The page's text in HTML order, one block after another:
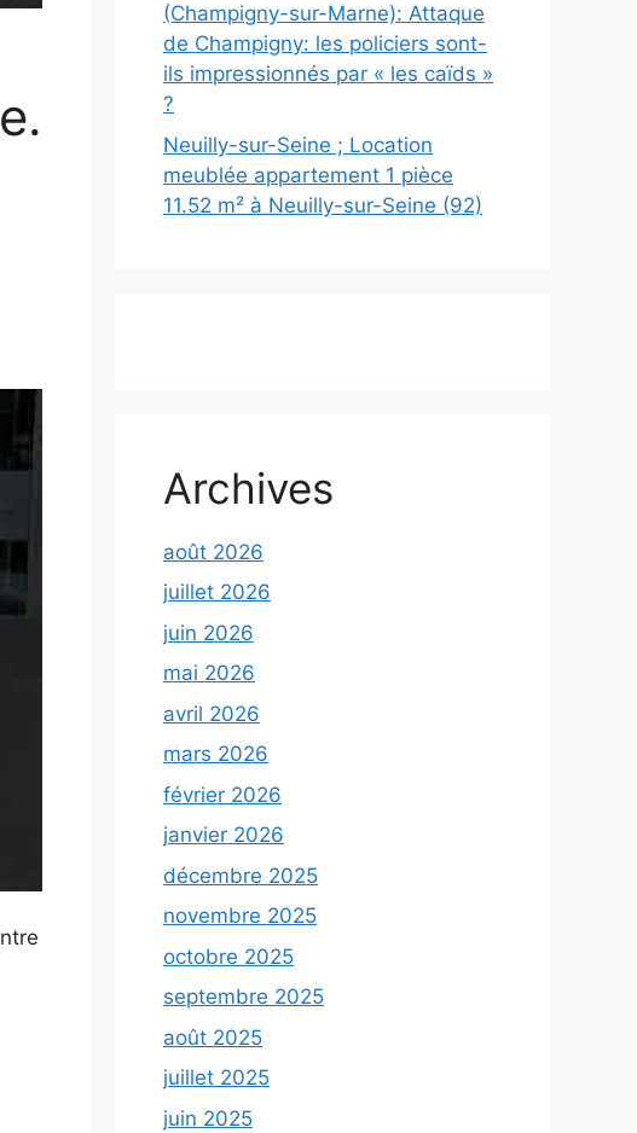
(Champigny-sur-Marne): Attaque
de Champigny: les policiers sont-
ils impressionnés par « les caïds »
?
Neuilly-sur-Seine ; Location
meublée appartement 1 pièce
11.52 m² à Neuilly-sur-Seine (92)
Archives
août 2026
juillet 2026
juin 2026
mai 2026
avril 2026
mars 2026
février 2026
janvier 2026
décembre 2025
novembre 2025
octobre 2025
septembre 2025
août 2025
juillet 2025
juin 2025